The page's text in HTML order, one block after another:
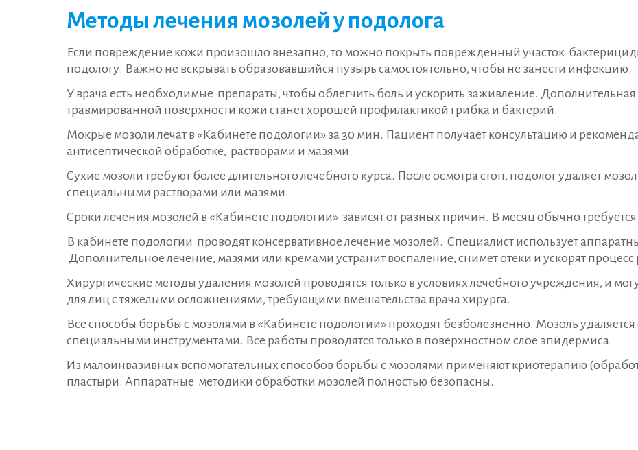
Методы лечения мозолей у подолога
Если повреждение кожи произошло внезапно, то можно покрыть поврежденный участок
подологу. Важно не вскрывать образовавшийся пузырь самостоятельно, чтобы не занести инфекцию.
У врача есть необходимые препараты, чтобы облегчить боль и ускорить заживление.
травмированной поверхности кожи станет хорошей профилактикой грибка и бактерий.
Мокрые мозоли лечат в «Кабинете подологии» за 30 мин. Пациент получает консультацию и
антисептической обработке, растворами и мазями.
Сухие мозоли требуют более длительного лечебного курса. После осмотра стоп, подолог удаляет
специальными растворами или мазями.
Сроки лечения мозолей в «Кабинете подологии» зависят от разных причин. В месяц обычно
В кабинете подологии проводят консервативное лечение мозолей. Специалист использует
Дополнительное лечение, мазями или кремами устранит воспаление, снимет отеки и ускорят
Хирургические методы удаления мозолей проводятся только в условиях лечебного учреждения, и
для лиц с тяжелыми осложнениями, требующими вмешательства врача хирурга.
Все способы борьбы с мозолями в «Кабинете подологии» проходят безболезненно. Мозоль
специальными инструментами. Все работы проводятся только в поверхностном слое эпидермиса.
Из малоинвазивных вспомогательных способов борьбы с мозолями применяют криотерапию
пластыри. Аппаратные методики обработки мозолей полностью безопасны.